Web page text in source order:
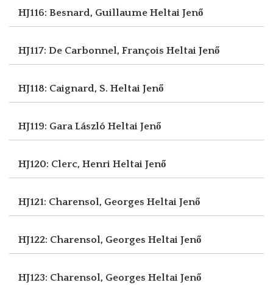
HJ116: Besnard, Guillaume Heltai Jenő
HJ117: De Carbonnel, François Heltai Jenő
HJ118: Caignard, S. Heltai Jenő
HJ119: Gara László Heltai Jenő
HJ120: Clerc, Henri Heltai Jenő
HJ121: Charensol, Georges Heltai Jenő
HJ122: Charensol, Georges Heltai Jenő
HJ123: Charensol, Georges Heltai Jenő